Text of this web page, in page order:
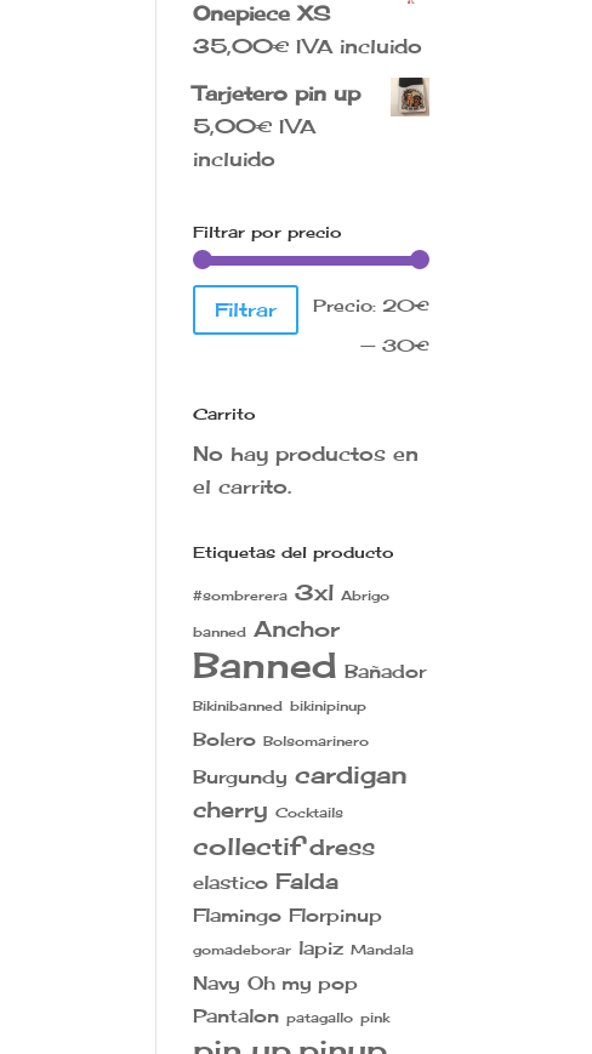
Onepiece XS
35,00€ IVA incluido
Tarjetero pin up
5,00€ IVA
incluido
Filtrar por precio
Precio
mínimo
Precio
máximo
Filtrar Precio: 20€
— 30€
Carrito
No hay productos en
el carrito.
Etiquetas del producto
#sombrerera 3xl Abrigo
banned Anchor
Banned Bañador
Bikinibanned bikinipinup
Bolero Bolsomarinero
Burgundy cardigan
cherry Cocktails
collectif dress
elastico Falda
Flamingo Florpinup
gomadeborar lapiz Mandala
Navy Oh my pop
Pantalon patagallo pink